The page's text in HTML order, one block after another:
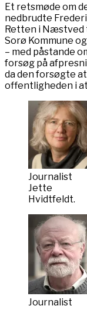
Et retsmøde om
nedbrudte
Retten i Næstved
Sorø Kommune
– med påstande
forsøg på
da den forsøgte
offentligheden i
Journalist
Jette
Hvidtfeldt.
Journalist